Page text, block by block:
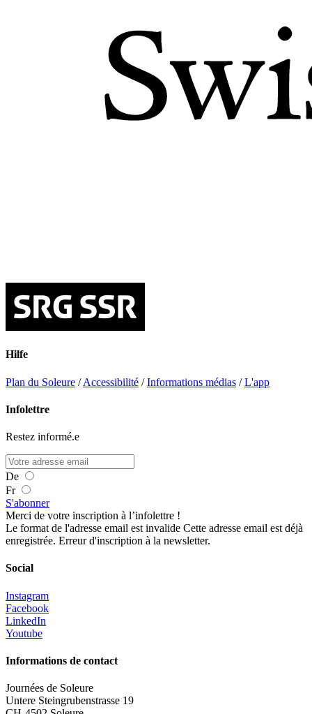
Hilfe
Plan du Soleure /Accessibilité /Informations médias /L'app
Infolettre
Restez informé.e
De
Fr
S'abonner
Merci de votre inscription à l’infolettre !
Le format de l'adresse email est invalide Cette adresse email est déjà
enregistrée. Erreur d'inscription à la newsletter.
Social
Instagram
Facebook
LinkedIn
Youtube
Informations de contact
Journées de Soleure
Untere Steingrubenstrasse 19